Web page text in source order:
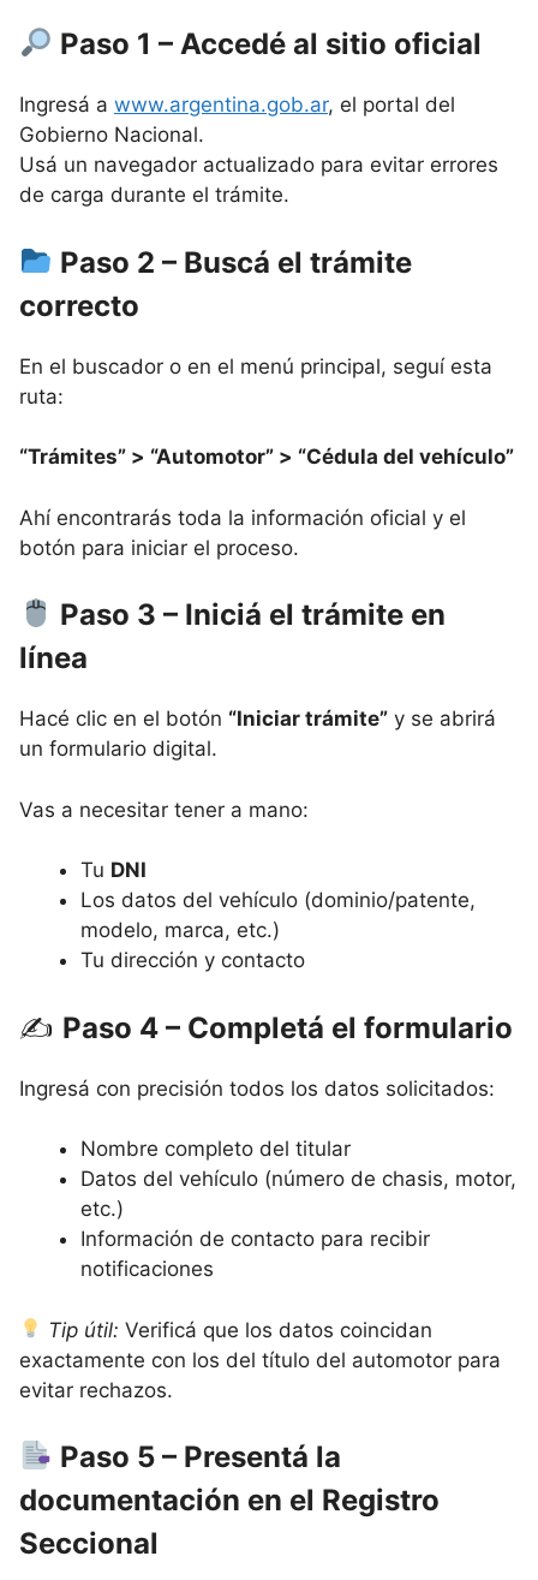
Paso 1 – Accedé al sitio oficial
Ingresá a www.argentina.gob.ar, el portal del
Gobierno Nacional.
Usá un navegador actualizado para evitar errores
de carga durante el trámite.
Paso 2 – Buscá el trámite
correcto
En el buscador o en el menú principal, seguí esta
ruta:
“Trámites” > “Automotor” > “Cédula del vehículo”
Ahí encontrarás toda la información oficial y el
botón para iniciar el proceso.
Paso 3 – Iniciá el trámite en
línea
Hacé clic en el botón “Iniciar trámite” y se abrirá
un formulario digital.
Vas a necesitar tener a mano:
Tu DNI
Los datos del vehículo (dominio/patente,
modelo, marca, etc.)
Tu dirección y contacto
✍️ Paso 4 – Completá el formulario
Ingresá con precisión todos los datos solicitados:
Nombre completo del titular
Datos del vehículo (número de chasis, motor,
etc.)
Información de contacto para recibir
notificaciones
Tip útil: Verificá que los datos coincidan
exactamente con los del título del automotor para
evitar rechazos.
Paso 5 – Presentá la
documentación en el Registro
Seccional